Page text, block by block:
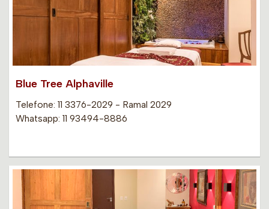
Blue Tree Alphaville
Telefone: 11 3376-2029 - Ramal 2029
Whatsapp: 11 93494-8886